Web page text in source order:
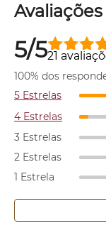
Avaliações
5/521
100% dos
5 Estrelas
4 Estrelas
3 Estrelas
2 Estrelas
1 Estrela